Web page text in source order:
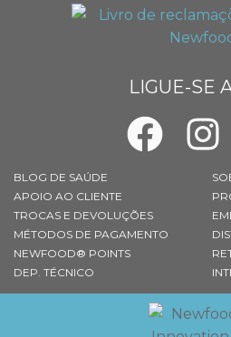
LIGUE-SE
BLOG DE SAÚDE
APOIO AO CLIENTE
TROCAS E DEVOLUÇÕES
MÉTODOS DE PAGAMENTO
NEWFOOD® POINTS
DEP. TÉCNICO